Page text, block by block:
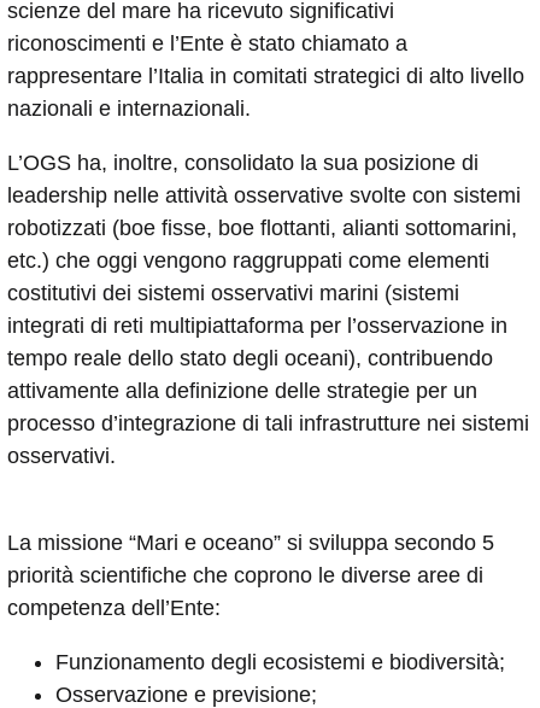
scienze del mare ha ricevuto significativi
riconoscimenti e l’Ente è stato chiamato a
rappresentare l’Italia in comitati strategici di alto livello
nazionali e internazionali.
L’OGS ha, inoltre, consolidato la sua posizione di
leadership nelle attività osservative svolte con sistemi
robotizzati (boe fisse, boe flottanti, alianti sottomarini,
etc.) che oggi vengono raggruppati come elementi
costitutivi dei sistemi osservativi marini (sistemi
integrati di reti multipiattaforma per l’osservazione in
tempo reale dello stato degli oceani), contribuendo
attivamente alla definizione delle strategie per un
processo d’integrazione di tali infrastrutture nei sistemi
osservativi.
La missione “Mari e oceano” si sviluppa secondo 5
priorità scientifiche che coprono le diverse aree di
competenza dell’Ente:
Funzionamento degli ecosistemi e biodiversità;
Osservazione e previsione;